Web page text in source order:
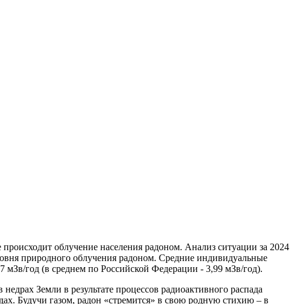
облучение населения радоном. Анализ ситуации за 2024
природного облучения радоном. Средние индивидуальные
мЗв/год (в среднем по Российской Федерации - 3,99 мЗв/год).
Земли в результате процессов радиоактивного распада
Будучи газом, радон «стремится» в свою родную стихию – в